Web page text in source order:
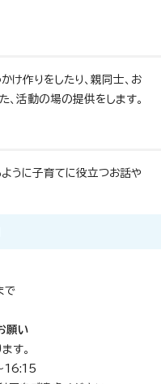
け作りをしたり、親同士、お
、活動の場の提供をします。
うに子育てに役立つお話や
で
願い
す。
16:15